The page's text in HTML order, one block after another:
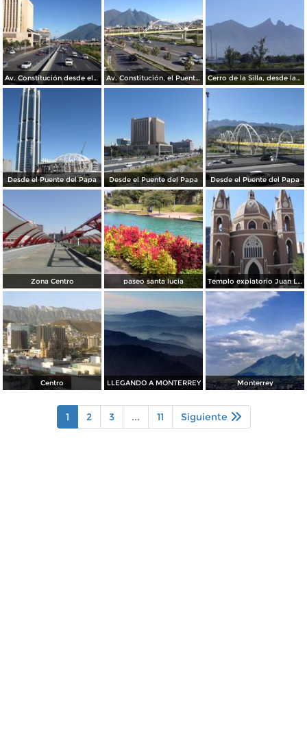
Av. Constitución desde el Pabellon M. Diciembre/2016 Av. Constitución, el Puente del Papa y el cerro de La Silla. Diciembre/2016 Cerro de la Silla, desde la Clínica IMSS 23 Ginecología
Desde el Puente del Papa Desde el Puente del Papa Desde el Puente del Papa
Zona Centro paseo santa lucia Templo expiatorio Juan Luis Gonzaga
Centro LLEGANDO A MONTERREY Monterrey
1 2 3 ... 11 Siguiente